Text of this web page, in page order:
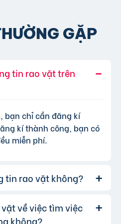
GẶP
tin rao vặt trên
bạn chỉ cần đăng kí
kí thành công, bạn có
miễn phí.
tin rao vặt không?
cấp gói đăng tin miễn
dùng. Tuy nhiên, để
về việc tìm việc
không?